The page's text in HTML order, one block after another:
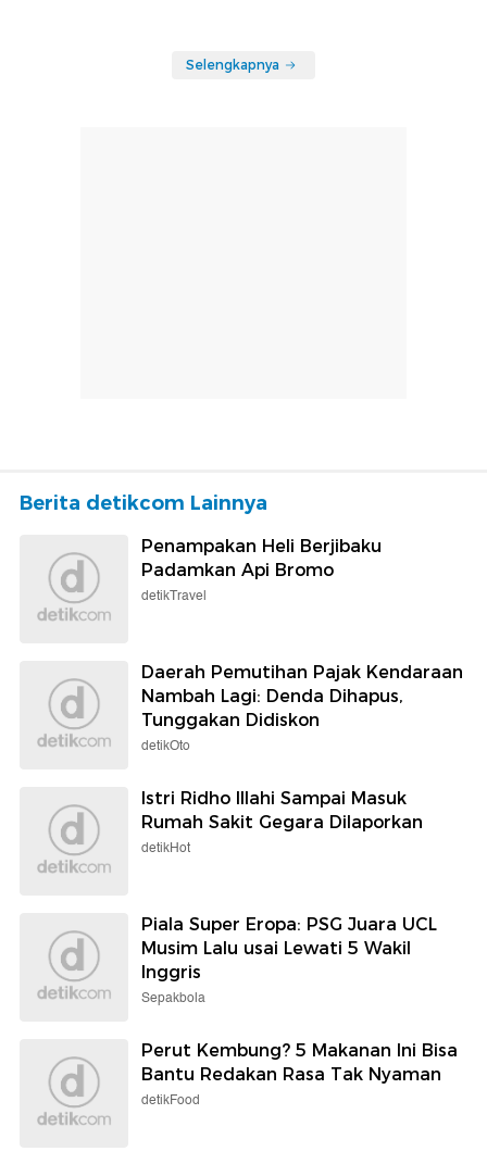
Selengkapnya
Berita detikcom Lainnya
Penampakan Heli Berjibaku
Padamkan Api Bromo
detikTravel
Daerah Pemutihan Pajak Kendaraan
Nambah Lagi: Denda Dihapus,
Tunggakan Didiskon
detikOto
Istri Ridho Illahi Sampai Masuk
Rumah Sakit Gegara Dilaporkan
detikHot
Piala Super Eropa: PSG Juara UCL
Musim Lalu usai Lewati 5 Wakil
Inggris
Sepakbola
Perut Kembung? 5 Makanan Ini Bisa
Bantu Redakan Rasa Tak Nyaman
detikFood